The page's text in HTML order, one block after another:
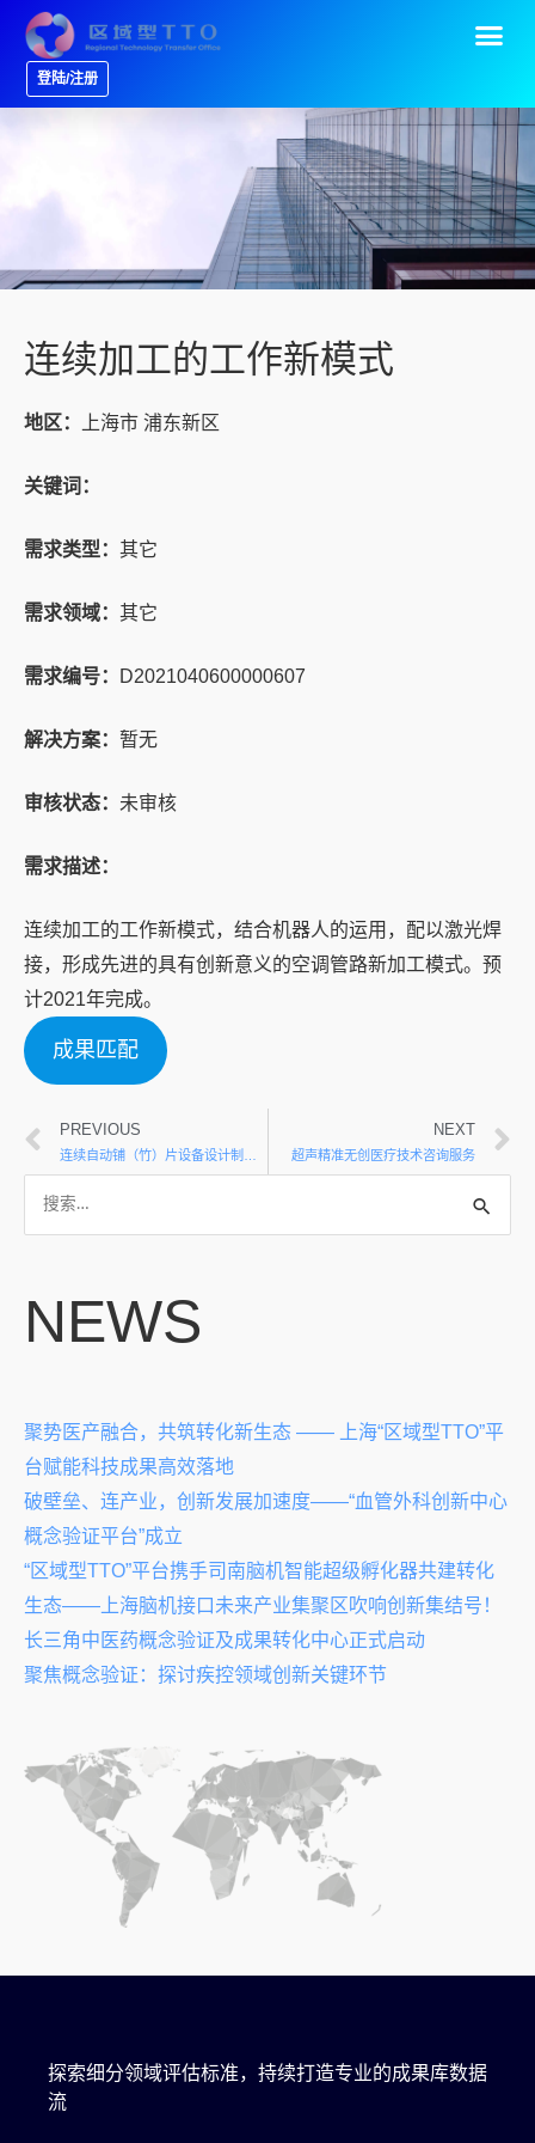
登陆/注册
连续加工的工作新模式
地区： 上海市 浦东新区
关键词：
需求类型： 其它
需求领域： 其它
需求编号： D2021040600000607
解决方案： 暂无
审核状态： 未审核
需求描述：
连续加工的工作新模式，结合机器人的运用，配以激光焊
接，形成先进的具有创新意义的空调管路新加工模式。预
计2021年完成。
成果匹配
PREVIOUS NEXT
超声精准无创医疗技术咨询服务
NEWS
聚势医产融合，共筑转化新生态 —— 上海“区域型TTO”平
台赋能科技成果高效落地
破壁垒、连产业，创新发展加速度——“血管外科创新中心
概念验证平台”成立
“区域型TTO”平台携手司南脑机智能超级孵化器共建转化
生态——上海脑机接口未来产业集聚区吹响创新集结号！
长三角中医药概念验证及成果转化中心正式启动
聚焦概念验证：探讨疾控领域创新关键环节
探索细分领域评估标准，持续打造专业的成果库数据
流